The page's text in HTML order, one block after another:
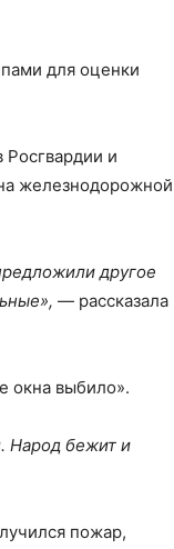
для оценки
и
железнодорожной
другое
— рассказала
окна выбило».
Народ бежит и
пожар,